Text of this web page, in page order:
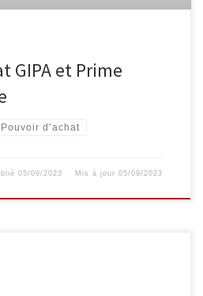
GIPA et Prime
Pouvoir d’achat
05/09/2023 Mis à jour05/09/2023